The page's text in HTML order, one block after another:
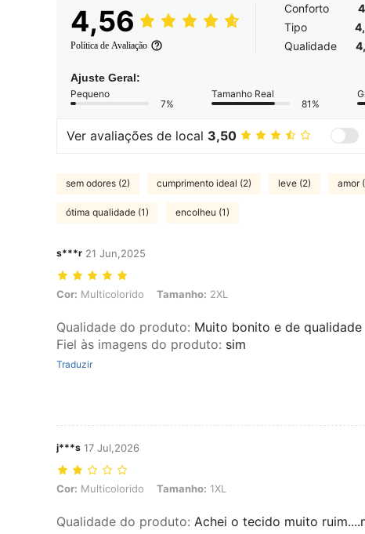
4,56
Política de Avaliação
Conforto
Tipo
Qualidade
Ajuste Geral:
Pequeno
7%
Tamanho Real
81%
Ver avaliações de local 3,50
sem odores (2) cumprimento ideal (2) leve (2) amor
ótima qualidade (1) encolheu (1)
s***r 21 Jun,2025
Cor: Multicolorido, Tamanho: 2XL
Cor: Multicolorido Tamanho: 2XL
Qualidade do produto: Muito bonito e de qualidade
Fiel às imagens do produto: sim
Traduzir
j***s 17 Jul,2026
Cor: Multicolorido, Tamanho: 1XL
Cor: Multicolorido Tamanho: 1XL
Qualidade do produto: Achei o tecido muito